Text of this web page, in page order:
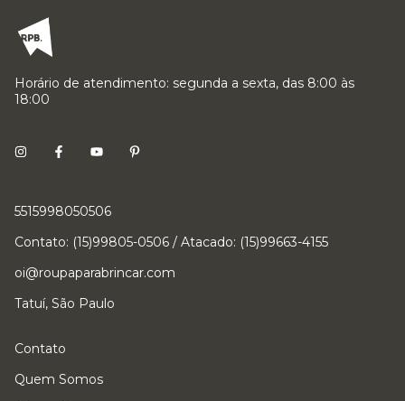
Horário de atendimento: segunda a sexta, das 8:00 às
18:00
5515998050506
Contato: (15)99805-0506 / Atacado: (15)99663-4155
oi@roupaparabrincar.com
Tatuí, São Paulo
Contato
Quem Somos